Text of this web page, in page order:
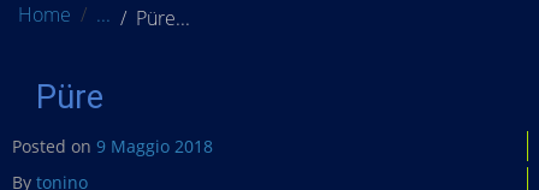
Home Püre
Püre
Posted on 9 Maggio 2018
By tonino